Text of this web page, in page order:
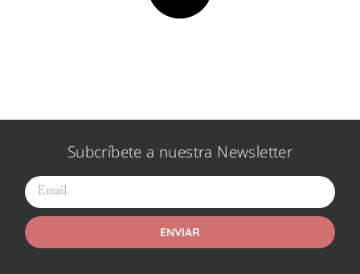
Subcríbete a nuestra Newsletter
ENVIAR